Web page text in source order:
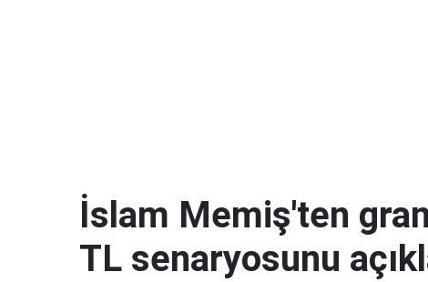
İslam Memiş'ten
TL senaryosunu